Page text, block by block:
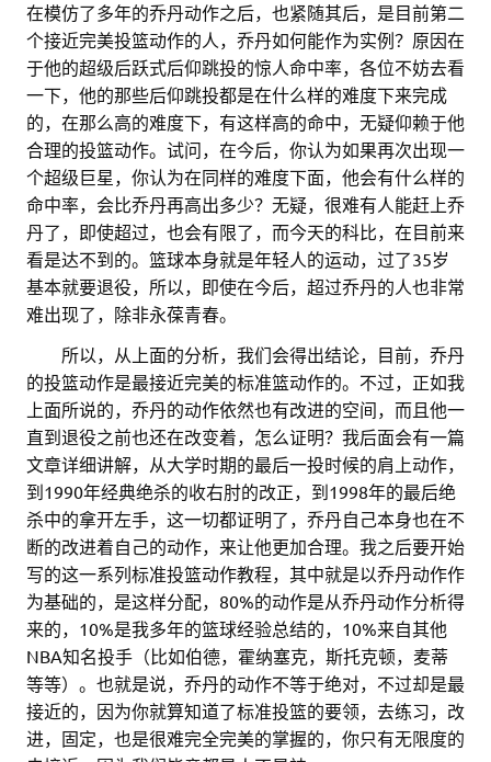
在模仿了多年的乔丹动作之后，也紧随其后，是目前第二
个接近完美投篮动作的人，乔丹如何能作为实例？原因在
于他的超级后跃式后仰跳投的惊人命中率，各位不妨去看
一下，他的那些后仰跳投都是在什么样的难度下来完成
的，在那么高的难度下，有这样高的命中，无疑仰赖于他
合理的投篮动作。试问，在今后，你认为如果再次出现一
个超级巨星，你认为在同样的难度下面，他会有什么样的
命中率，会比乔丹再高出多少？无疑，很难有人能赶上乔
丹了，即使超过，也会有限了，而今天的科比，在目前来
看是达不到的。篮球本身就是年轻人的运动，过了35岁
基本就要退役，所以，即使在今后，超过乔丹的人也非常
难出现了，除非永葆青春。
所以，从上面的分析，我们会得出结论，目前，乔丹
的投篮动作是最接近完美的标准篮动作的。不过，正如我
上面所说的，乔丹的动作依然也有改进的空间，而且他一
直到退役之前也还在改变着，怎么证明？我后面会有一篇
文章详细讲解，从大学时期的最后一投时候的肩上动作，
到1990年经典绝杀的收右肘的改正，到1998年的最后绝
杀中的拿开左手，这一切都证明了，乔丹自己本身也在不
断的改进着自己的动作，来让他更加合理。我之后要开始
写的这一系列标准投篮动作教程，其中就是以乔丹动作作
为基础的，是这样分配，80%的动作是从乔丹动作分析得
来的，10%是我多年的篮球经验总结的，10%来自其他
NBA知名投手（比如伯德，霍纳塞克，斯托克顿，麦蒂
等等）。也就是说，乔丹的动作不等于绝对，不过却是最
接近的，因为你就算知道了标准投篮的要领，去练习，改
进，固定，也是很难完全完美的掌握的，你只有无限度的